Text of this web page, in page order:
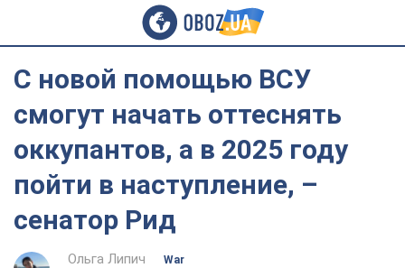
С новой помощью ВСУ
смогут начать оттеснять
оккупантов, а в 2025 году
пойти в наступление, –
сенатор Рид
Ольга Липич
War